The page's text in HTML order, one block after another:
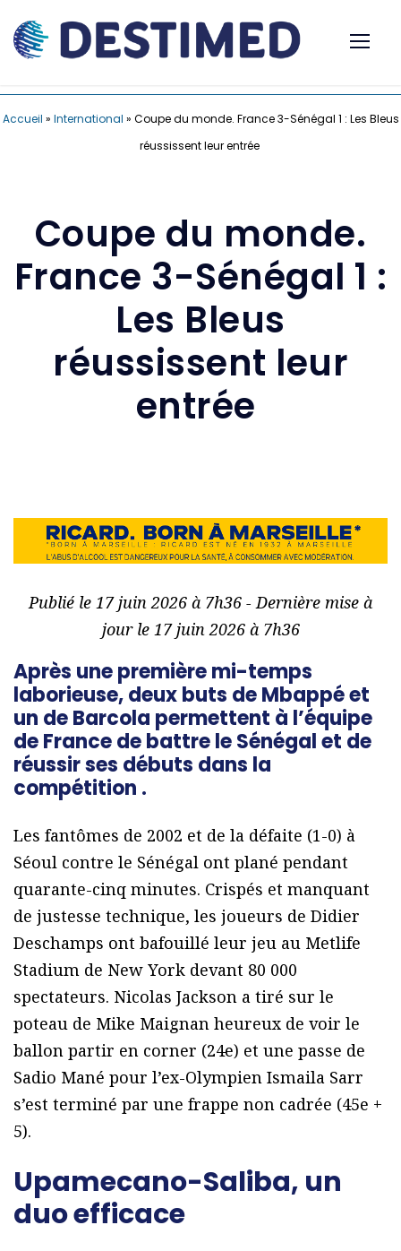
Accueil » International » Coupe du monde. France 3-Sénégal 1 : Les Bleus
réussissent leur entrée
Coupe du monde.
France 3-Sénégal 1 :
Les Bleus
réussissent leur
entrée
Publié le 17 juin 2026 à 7h36 - Dernière mise à
jour le 17 juin 2026 à 7h36
Après une première mi-temps
laborieuse, deux buts de Mbappé et
un de Barcola permettent à l’équipe
de France de battre le Sénégal et de
réussir ses débuts dans la
compétition .
Les fantômes de 2002 et de la défaite (1-0) à
Séoul contre le Sénégal ont plané pendant
quarante-cinq minutes. Crispés et manquant
de justesse technique, les joueurs de Didier
Deschamps ont bafouillé leur jeu au Metlife
Stadium de New York devant 80 000
spectateurs. Nicolas Jackson a tiré sur le
poteau de Mike Maignan heureux de voir le
ballon partir en corner (24e) et une passe de
Sadio Mané pour l’ex-Olympien Ismaila Sarr
s’est terminé par une frappe non cadrée (45e +
5).
Upamecano-Saliba, un
duo efficace